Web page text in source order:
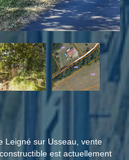
Leigné sur Usseau, vente
est actuellement